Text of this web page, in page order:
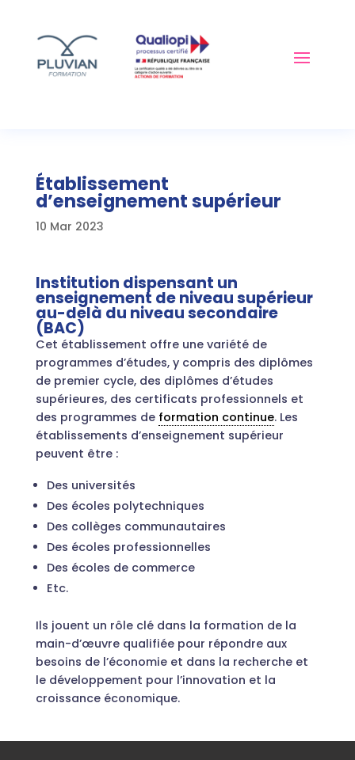
Établissement
d’enseignement supérieur
10 Mar 2023
Institution dispensant un
enseignement de niveau supérieur
au-delà du niveau secondaire
(BAC)
Cet établissement offre une variété de
programmes d’études, y compris des diplômes
de premier cycle, des diplômes d’études
supérieures, des certificats professionnels et
des programmes de formation continue. Les
établissements d’enseignement supérieur
peuvent être :
Des universités
Des écoles polytechniques
Des collèges communautaires
Des écoles professionnelles
Des écoles de commerce
Etc.
Ils jouent un rôle clé dans la formation de la
main-d’œuvre qualifiée pour répondre aux
besoins de l’économie et dans la recherche et
le développement pour l’innovation et la
croissance économique.